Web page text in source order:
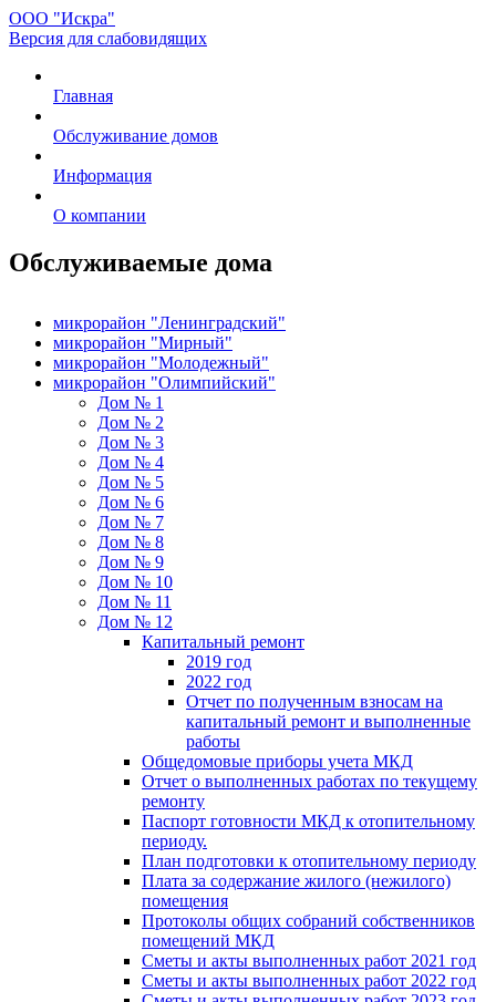
ООО "Искра"
Версия для слабовидящих
Главная
Обслуживание домов
Информация
О компании
Обслуживаемые дома
микрорайон "Ленинградский"
микрорайон "Мирный"
микрорайон "Молодежный"
микрорайон "Олимпийский"
Дом № 1
Дом № 2
Дом № 3
Дом № 4
Дом № 5
Дом № 6
Дом № 7
Дом № 8
Дом № 9
Дом № 10
Дом № 11
Дом № 12
Капитальный ремонт
2019 год
2022 год
Отчет по полученным взносам на
капитальный ремонт и выполненные
работы
Общедомовые приборы учета МКД
Отчет о выполненных работах по текущему
ремонту
Паспорт готовности МКД к отопительному
периоду.
План подготовки к отопительному периоду
Плата за содержание жилого (нежилого)
помещения
Протоколы общих собраний собственников
помещений МКД
Сметы и акты выполненных работ 2021 год
Сметы и акты выполненных работ 2022 год